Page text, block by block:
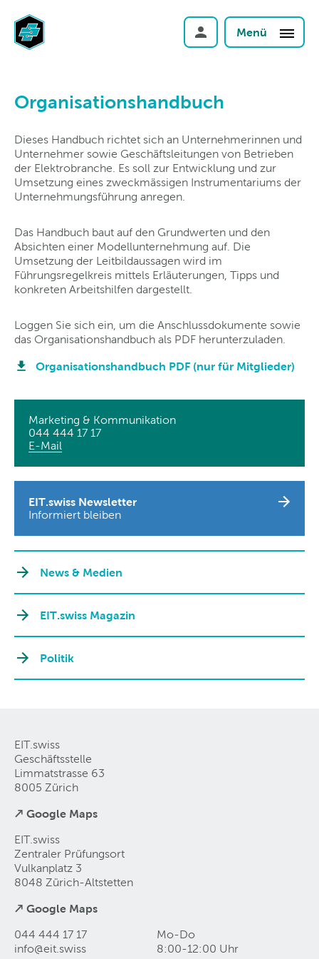
Menü
Organisationshandbuch
Dieses Handbuch richtet sich an Unternehmerinnen und
Unternehmer sowie Geschäftsleitungen von Betrieben
der Elektrobranche. Es soll zur Entwicklung und zur
Umsetzung eines zweckmässigen Instrumentariums der
Unternehmungsführung anregen.
Das Handbuch baut auf den Grundwerten und den
Absichten einer Modellunternehmung auf. Die
Umsetzung der Leitbildaussagen wird im
Führungsregelkreis mittels Erläuterungen, Tipps und
konkreten Arbeitshilfen dargestellt.
Loggen Sie sich ein, um die Anschlussdokumente sowie
das Organisationshandbuch als PDF herunterzuladen.
Organisationshandbuch PDF (nur für Mitglieder)
Marketing & Kommunikation
044 444 17 17
E-Mail
EIT.swiss Newsletter
Informiert bleiben
News & Medien
EIT.swiss Magazin
Politik
EIT.swiss
Geschäftsstelle
Limmatstrasse 63
8005 Zürich
↗ Google Maps
EIT.swiss
Zentraler Prüfungsort
Vulkanplatz 3
8048 Zürich-Altstetten
↗ Google Maps
044 444 17 17
info@eit swiss
Mo-Do
8:00-12:00 Uhr